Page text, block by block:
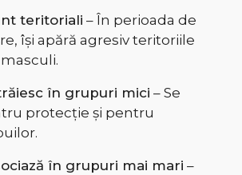
teritoriali – În perioada de
își apără agresiv teritoriile
în grupuri mici – Se
protecție și pentru
în grupuri mai mari –